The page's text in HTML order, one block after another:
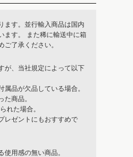
ます。並行輸入商品は国内
ます。 また稀に輸送中に箱
了承ください。
が、当社規定によって以下
属品が欠品している場合。
た商品。
れた場合。
レゼントにもおすすめで
使用感の無い商品。